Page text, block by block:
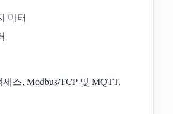
미터
스, Modbus/TCP 및 MQTT,